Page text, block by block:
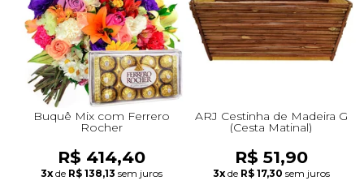
Buquê Mix com Ferrero
Rocher
R$ 414,40
3x de R$ 138,13 sem juros
ARJ Cestinha de Madeira G
(Cesta Matinal)
R$ 51,90
3x de R$ 17,30 sem juros